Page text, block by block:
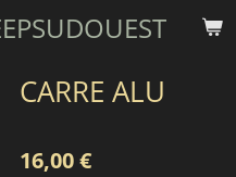
CARRE ALU
16,00 €